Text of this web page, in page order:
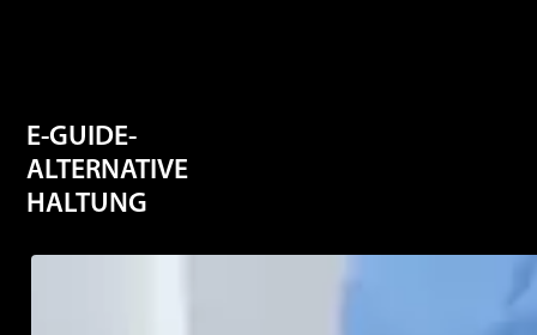
E-GUIDE-
ALTERNATIVE
HALTUNG